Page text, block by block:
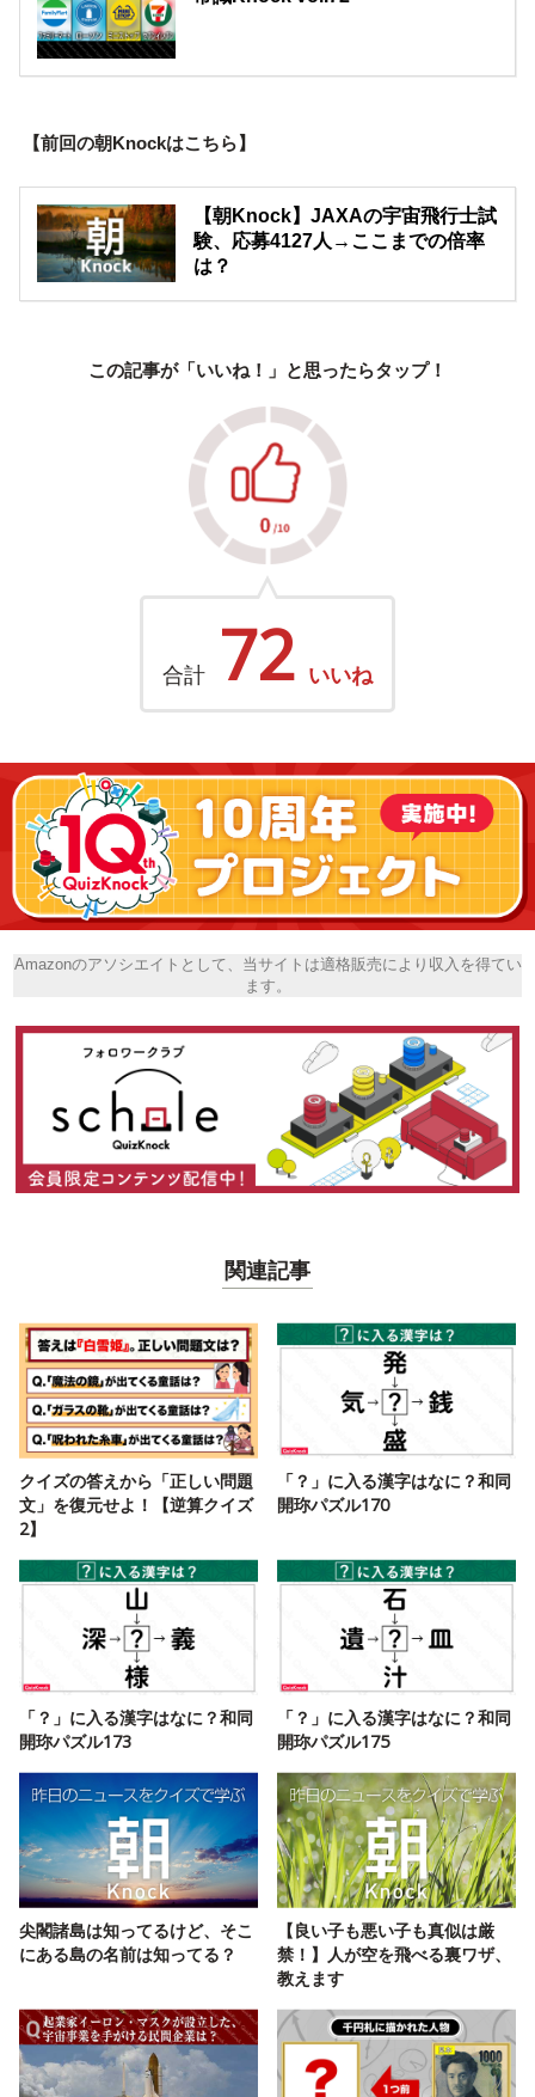
【前回の朝Knockはこちら】
【朝Knock】JAXAの宇宙飛行士試
験、応募4127人→ここまでの倍率
は？
この記事が「いいね！」と思ったらタップ！
合計 72 いいね
Amazonのアソシエイトとして、当サイトは適格販売により収入を得てい
ます。
関連記事
クイズの答えから「正しい問題
文」を復元せよ！【逆算クイズ
2】
「？」に入る漢字はなに？和同
開珎パズル170
「？」に入る漢字はなに？和同
開珎パズル173
「？」に入る漢字はなに？和同
開珎パズル175
尖閣諸島は知ってるけど、そこ
にある島の名前は知ってる？
【良い子も悪い子も真似は厳
禁！】人が空を飛べる裏ワザ、
教えます